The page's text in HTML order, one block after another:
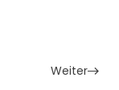
Weiter